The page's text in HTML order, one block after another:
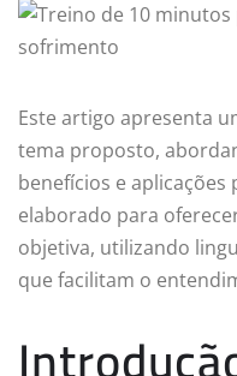
Este artigo apresenta
tema proposto,
benefícios e
elaborado para
objetiva, utilizando
que facilitam o